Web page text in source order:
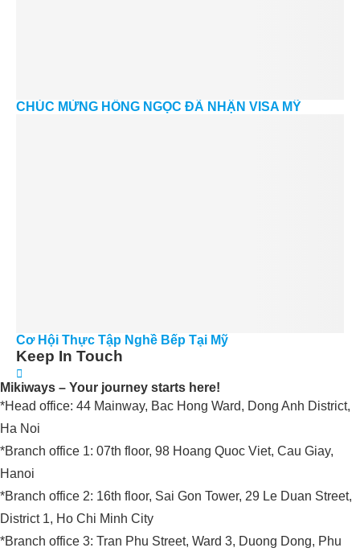
CHÚC MỪNG HỒNG NGỌC ĐÃ NHẬN VISA MỸ
Cơ Hội Thực Tập Nghề Bếp Tại Mỹ
Keep In Touch
Mikiways – Your journey starts here!
*Head office: 44 Mainway, Bac Hong Ward, Dong Anh District,
Ha Noi
*Branch office 1: 07th floor, 98 Hoang Quoc Viet, Cau Giay,
Hanoi
*Branch office 2: 16th floor, Sai Gon Tower, 29 Le Duan Street,
District 1, Ho Chi Minh City
*Branch office 3: Tran Phu Street, Ward 3, Duong Dong, Phu